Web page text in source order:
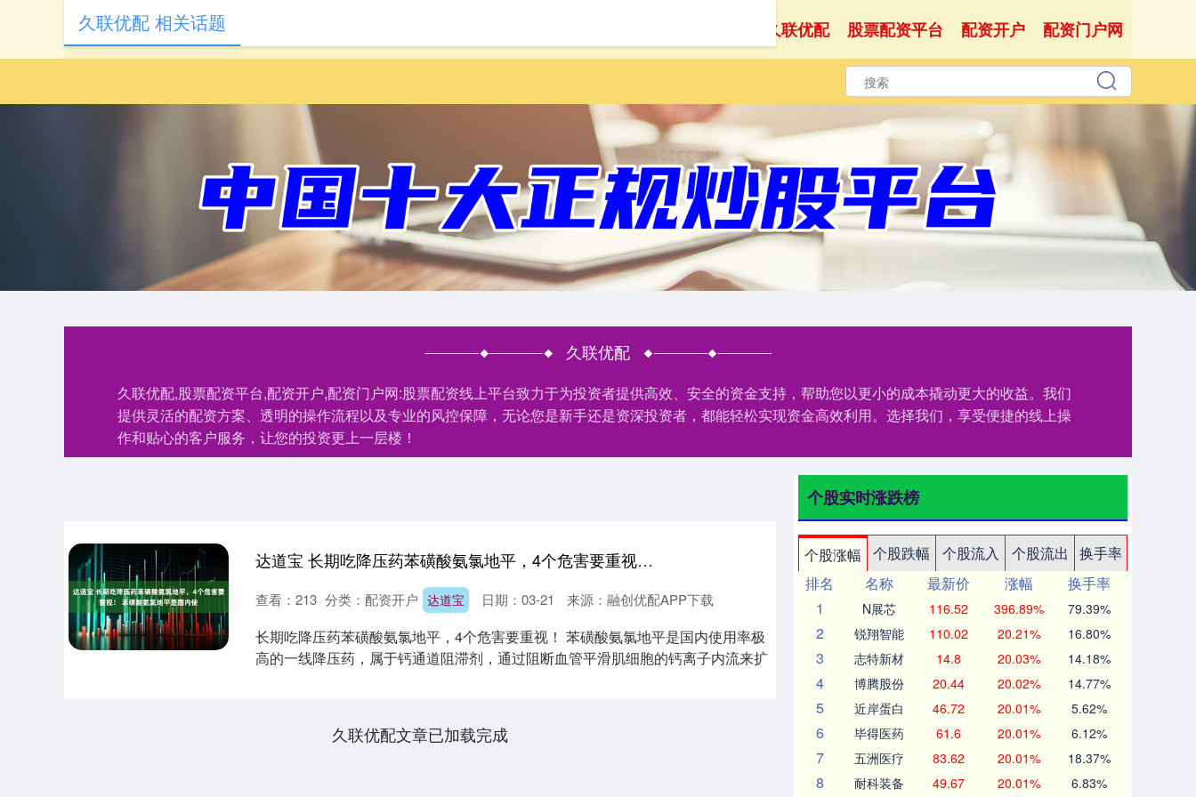
久联优配 股票配资平台 配资开户 配资门户网
久联优配
久联优配,股票配资平台,配资开户,配资门户网:股票配资线上平台致力于为投资者提供高效、安全的资金支持，帮助您以更小的成本撬动更大的收益。我们
提供灵活的配资方案、透明的操作流程以及专业的风控保障，无论您是新手还是资深投资者，都能轻松实现资金高效利用。选择我们，享受便捷的线上操
作和贴心的客户服务，让您的投资更上一层楼！
久联优配 相关话题
达道宝 长期吃降压药苯磺酸氨氯地平，4个危害要重视！ 苯磺酸氨氯地平是国内使
达道宝 日期：03-21 来源：融创优配APP下载
查看： 213 分类： 配资开户
长期吃降压药苯磺酸氨氯地平，4个危害要重视！ 苯磺酸氨氯地平是国内使用率极
高的一线降压药，属于钙通道阻滞剂，通过阻断血管平滑肌细胞的钙离子内流来扩
久联优配文章已加载完成
个股实时涨跌榜
个股涨幅 个股跌幅 个股流入 个股流出
换手率
排名
名称 最新价 涨幅
换手率
1
N展芯 116.52 396.89% 79.39%
2 锐翔智能 110.02 20.21% 16.80%
3 志特新材 14.8 20.03% 14.18%
4 博腾股份 20.44 20.02% 14.77%
5 近岸蛋白 46.72 20.01% 5.62%
6 毕得医药 61.6 20.01% 6.12%
7 五洲医疗 83.62 20.01% 18.37%
8 耐科装备 49.67 20.01% 6.83%